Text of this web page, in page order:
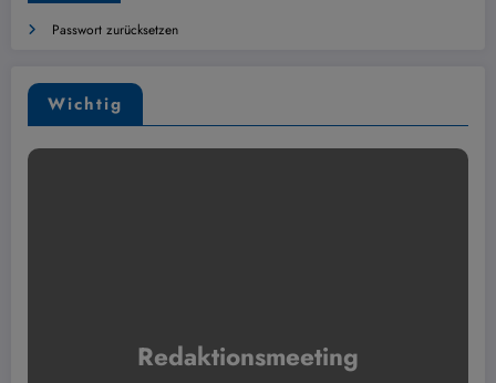
Passwort zurücksetzen
Wichtig
Redaktionsmeeting